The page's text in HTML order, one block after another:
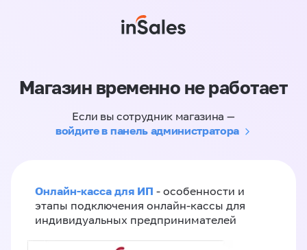
Магазин временно не работает
Если вы сотрудник магазина —
войдите в панель администратора
Онлайн-касса для ИП - особенности и
этапы подключения онлайн-кассы для
индивидуальных предпринимателей